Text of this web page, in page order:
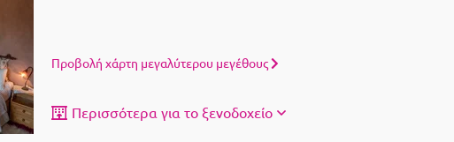
Προβολή χάρτη μεγαλύτερου μεγέθους
Περισσότερα για το ξενοδοχείο